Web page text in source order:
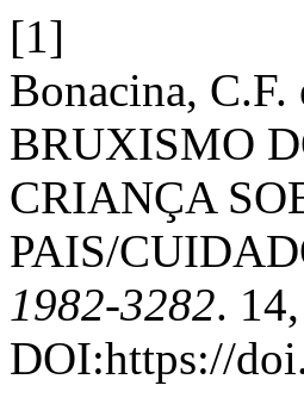
[1]
Bonacina,
BRUXISMO
CRIANÇA
PAIS/
1982-3282.
DOI:https://